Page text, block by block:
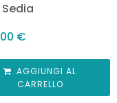
€
AGGIUNGI AL
CARRELLO